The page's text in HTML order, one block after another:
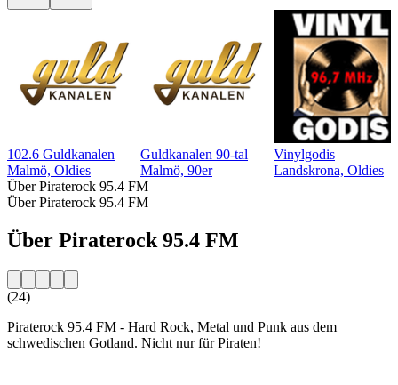
102.6 Guldkanalen
Malmö, Oldies
Guldkanalen 90-tal
Malmö, 90er
Vinylgodis
Landskrona, Oldies
Über Piraterock 95.4 FM
Über Piraterock 95.4 FM
Über Piraterock 95.4 FM
(24)
Piraterock 95.4 FM - Hard Rock, Metal und Punk aus dem
schwedischen Gotland. Nicht nur für Piraten!